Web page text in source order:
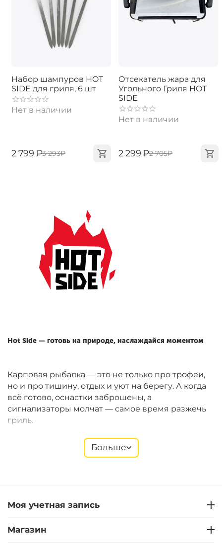
Hot Side — готовь на природе, наслаждайся моментом
Карповая рыбалка — это не только про трофеи,
но и про тишину, отдых и уют на берегу. А когда
всё готово, оснастки заброшены, а
сигнализаторы молчат — самое время разжечь
гриль.
предлагает компактные газовые и
позволяют готовить полноценные блюда прямо
на берегу. В ассортименте — также щипцы,
стартеры и другие полезные мелочи.
Больше
Набор шампуров HOT
SIDE для гриля, 6 шт
Нет в наличии
‍2 799‍ ₽‍3 293‍₽
Отсекатель жара для
Угольного Гриля HOT
SIDE
Нет в наличии
‍2 299‍₽‍2 705‍₽
Моя учетная запись
Магазин